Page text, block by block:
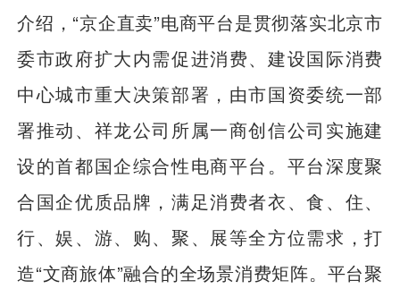
介绍，“京企直卖”电商平台是贯彻落实北京市
委市政府扩大内需促进消费、建设国际消费
中心城市重大决策部署，由市国资委统一部
署推动、祥龙公司所属一商创信公司实施建
设的首都国企综合性电商平台。平台深度聚
合国企优质品牌，满足消费者衣、食、住、
行、娱、游、购、聚、展等全方位需求，打
造“文商旅体”融合的全场景消费矩阵。平台聚